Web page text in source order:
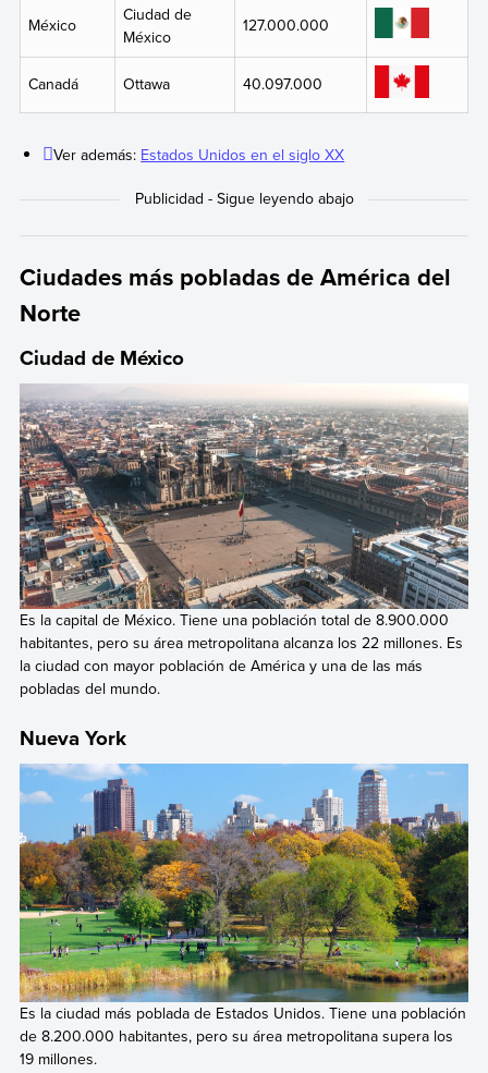
México
Ciudad de
México
127.000.000
Canadá Ottawa 40.097.000
Ver además: Estados Unidos en el siglo XX
Ciudades más pobladas de América del
Norte
Ciudad de México
Es la capital de México. Tiene una población total de 8.900.000
habitantes, pero su área metropolitana alcanza los 22 millones. Es
la ciudad con mayor población de América y una de las más
pobladas del mundo.
Nueva York
Es la ciudad más poblada de Estados Unidos. Tiene una población
de 8.200.000 habitantes, pero su área metropolitana supera los
19 millones.